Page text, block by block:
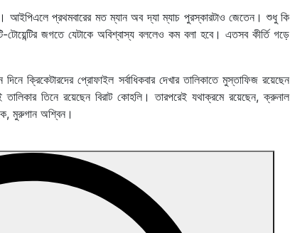
আইপিএলে প্রথমবারের মত ম্যান অব দ্যা ম্যাচ পুরস্কারটাও জেতেন। শুধু কি
জগতে যেটাকে অবিশ্বাস্য বললেও কম বলা হবে। এতসব কীর্তি গড়ে
প্রোফাইল সর্বাধিকবার দেখার তালিকাতে মুস্তাফিজ রয়েছেন
তিনে রয়েছেন বিরাট কোহলি। তারপরেই যথাক্রমে রয়েছেন, ক্রুনাল
মুরুগান অশ্বিন।